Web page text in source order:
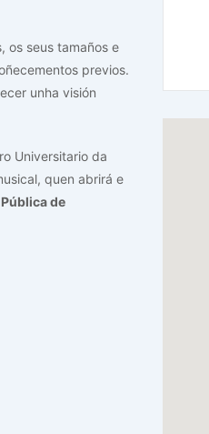
os seus tamaños e
previos.
unha visión
Universitario da
quen abrirá e
de